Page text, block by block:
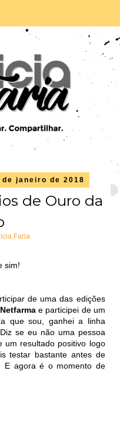
janeiro de 2018
de Ouro da
Faria
sim!
de uma das edições
Netfarma e participei de um
que sou, ganhei a linha
se eu não uma pessoa
resultado positivo logo
testar bastante antes de
E agora é o momento de